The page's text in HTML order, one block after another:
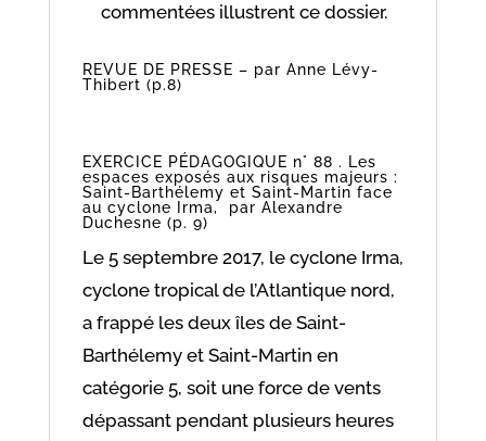
commentées illustrent ce dossier.
REVUE DE PRESSE – par Anne Lévy-
Thibert (p.8)
EXERCICE PÉDAGOGIQUE n° 88 . Les
espaces exposés aux risques majeurs :
Saint-Barthélemy et Saint-Martin face
au cyclone Irma, par Alexandre
Duchesne (p. 9)
Le 5 septembre 2017, le cyclone Irma,
cyclone tropical de l’Atlantique nord,
a frappé les deux îles de Saint-
Barthélemy et Saint-Martin en
catégorie 5, soit une force de vents
dépassant pendant plusieurs heures